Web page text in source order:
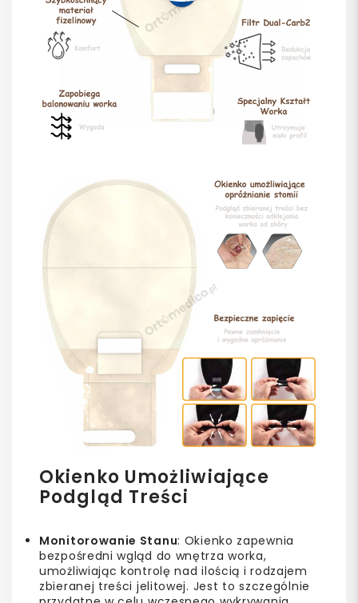
Okienko Umożliwiające
Podgląd Treści
Monitorowanie Stanu: Okienko zapewnia
bezpośredni wgląd do wnętrza worka,
umożliwiając kontrolę nad ilością i rodzajem
zbieranej treści jelitowej. Jest to szczególnie